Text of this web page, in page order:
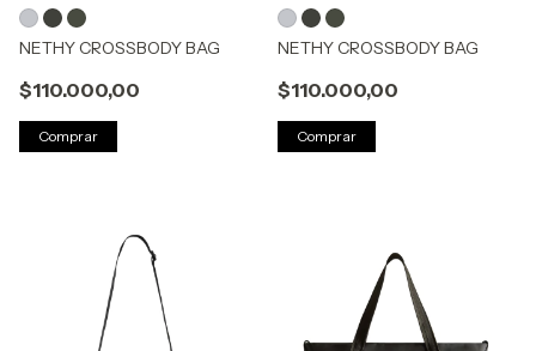
NETHY CROSSBODY BAG
$110.000,00
Comprar
NETHY CROSSBODY BAG
$110.000,00
Comprar